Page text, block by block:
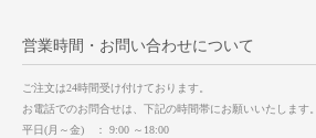
営業時間・お問い合わせについて
ご注文は24時間受け付けております。
お電話でのお問合せは、下記の時間帯にお願いいたします。
平日(月～金) ： 9:00 ～18:00